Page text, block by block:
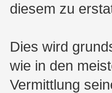
diesem zu
Dies wird
wie in den
Vermittlung